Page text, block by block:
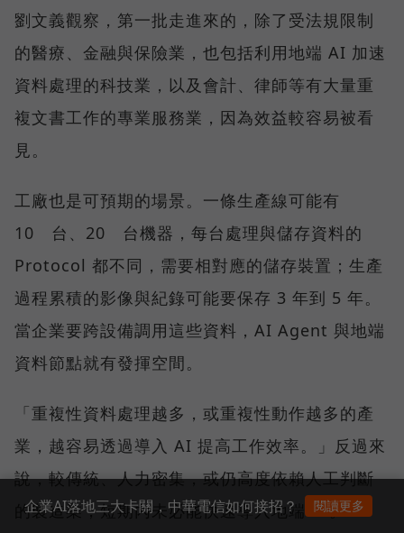
劉文義觀察，第一批走進來的，除了受法規限制
的醫療、金融與保險業，也包括利用地端 AI 加速
資料處理的科技業，以及會計、律師等有大量重
複文書工作的專業服務業，因為效益較容易被看
見。
工廠也是可預期的場景。一條生產線可能有
10 台、20 台機器，每台處理與儲存資料的
Protocol 都不同，需要相對應的儲存裝置；生產
過程累積的影像與紀錄可能要保存 3 年到 5 年。
當企業要跨設備調用這些資料，AI Agent 與地端
資料節點就有發揮空間。
「重複性資料處理越多，或重複性動作越多的產
業，越容易透過導入 AI 提高工作效率。」反過來
說，較傳統、人力密集，或仍高度依賴人工判斷
的製造業，短期內未必能快速導入地端 AI。
企業AI落地三大卡關，中華電信如何接招？ 閱讀更多